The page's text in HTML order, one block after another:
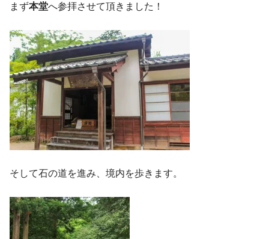
まず本堂へ参拝させて頂きました！
そして石の道を進み、境内を歩きます。